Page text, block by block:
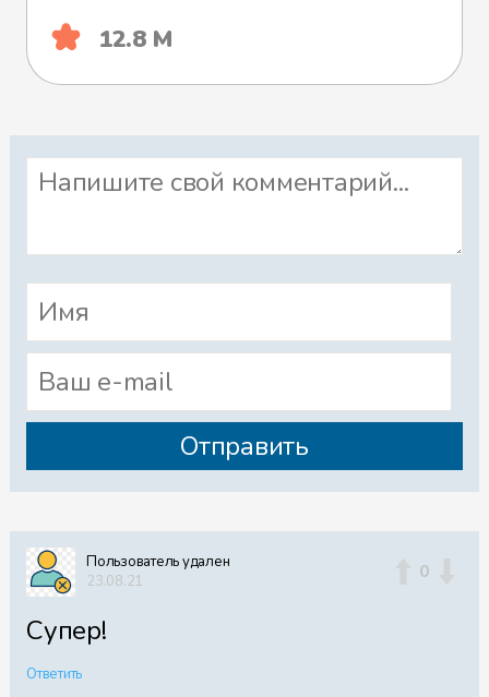
12.8 М
Пользователь удален
23.08.21
0
Супер!
Ответить